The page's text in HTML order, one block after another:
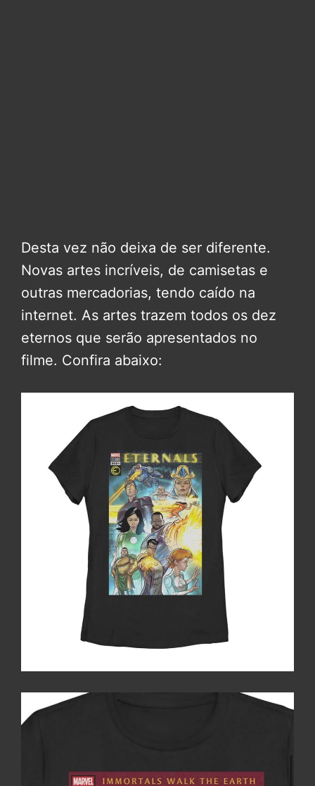
Desta vez não deixa de ser diferente.
Novas artes incríveis, de camisetas e
outras mercadorias, tendo caído na
internet. As artes trazem todos os dez
eternos que serão apresentados no
filme. Confira abaixo: